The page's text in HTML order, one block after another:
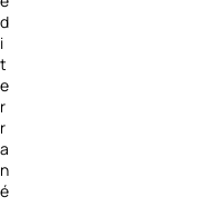
d
i
t
e
r
r
a
n
é